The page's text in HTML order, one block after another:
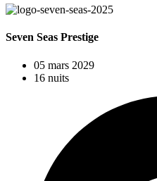
Seven Seas Prestige
05 mars 2029
16 nuits